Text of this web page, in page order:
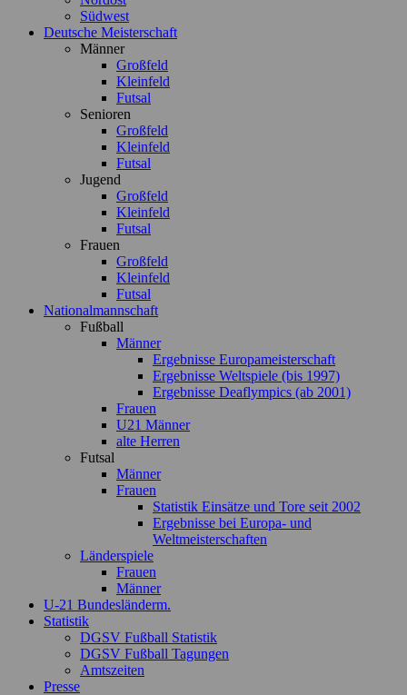
Südwest
Deutsche Meisterschaft
Männer
Großfeld
Kleinfeld
Futsal
Senioren
Großfeld
Kleinfeld
Futsal
Jugend
Großfeld
Kleinfeld
Futsal
Frauen
Großfeld
Kleinfeld
Futsal
Nationalmannschaft
Fußball
Männer
Ergebnisse Europameisterschaft
Ergebnisse Weltspiele (bis 1997)
Ergebnisse Deaflympics (ab 2001)
Frauen
U21 Männer
alte Herren
Futsal
Männer
Frauen
Statistik Einsätze und Tore seit 2002
Ergebnisse bei Europa- und
Weltmeisterschaften
Länderspiele
Frauen
Männer
U-21 Bundesländerm.
Statistik
DGSV Fußball Statistik
DGSV Fußball Tagungen
Amtszeiten
Presse